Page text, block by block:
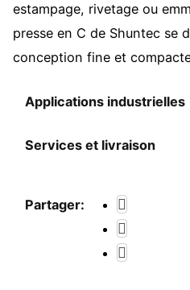
estampage, rivetage ou
presse en C de Shuntec se
conception fine et
Applications industrielles
Services et livraison
Partager: